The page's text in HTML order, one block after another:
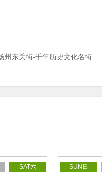
州东关街-千年历史文化名街
SAT六 SUN日